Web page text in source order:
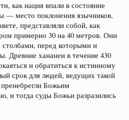
как нация впали в состояние
— место поклонения язычников,
представляли собой, как
примерно 30 на 40 метров. Они
перед которыми и
Древние хананеи в течение 430
и обратиться к истинному
срок для людей, ведущих такой
Божьим
и тогда суды Божьи разразились